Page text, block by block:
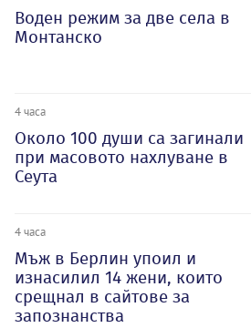
Воден режим за две села в
Монтанско
4 часа
Около 100 души са загинали
при масовото нахлуване в
Сеута
4 часа
Мъж в Берлин упоил и
изнасилил 14 жени, които
срещнал в сайтове за
запознанства